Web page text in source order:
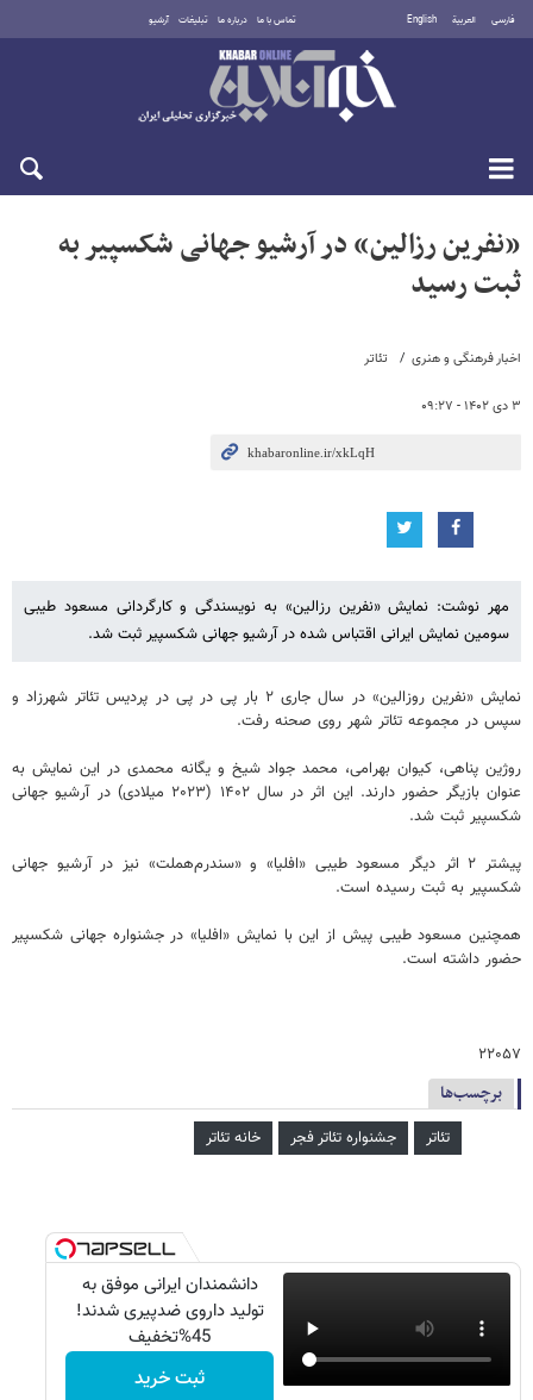
فارسی العربية English تماس با ما درباره ما تبلیغات آرشیو
دوشنبه ۱۹ مرداد ۱۴۰۵
اخبار فرهنگی و هنری تئاتر
۳ دی ۱۴۰۲ - ۰۹:۲۷
«نفرین رزالین» در آرشیو جهانی شکسپیر به
ثبت رسید
مهر نوشت: نمایش «نفرین رزالین» به نویسندگی و کارگردانی مسعود طیبی
سومین نمایش ایرانی اقتباس شده در آرشیو جهانی شکسپیر ثبت شد.
نمایش «نفرین روزالین» در سال جاری ۲ بار پی در پی در پردیس تئاتر شهرزاد و
سپس در مجموعه تئاتر شهر روی صحنه رفت.
روژین پناهی، کیوان بهرامی، محمد جواد شیخ و یگانه محمدی در این نمایش به
عنوان بازیگر حضور دارند. این اثر در سال ۱۴۰۲ (۲۰۲۳ میلادی) در آرشیو جهانی
شکسپیر ثبت شد.
پیشتر ۲ اثر دیگر مسعود طیبی «افلیا» و «سندرم‌هملت» نیز در آرشیو جهانی
شکسپیر به ثبت رسیده است.
همچنین مسعود طیبی پیش از این با نمایش «افلیا» در جشنواره جهانی شکسپیر
حضور داشته است.
۲۲۰۵۷
برچسب‌ها
تئاتر جشنواره تئاتر فجر خانه تئاتر
دانشمندان ایرانی موفق به
تولید داروی ضدپیری شدند!
45%تخفیف
ثبت خرید